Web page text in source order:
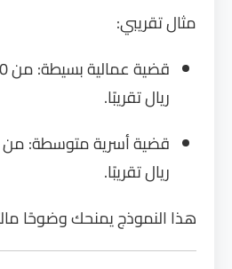
مثال تقريبي:
ريال تقريبًا.
ريال تقريبًا.
هذا النموذج يمنحك وضوحًا